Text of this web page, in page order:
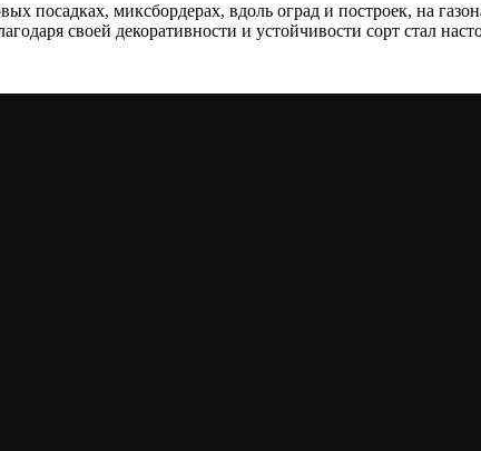
посадках, миксбордерах, вдоль оград и построек, на
своей декоративности и устойчивости сорт стал